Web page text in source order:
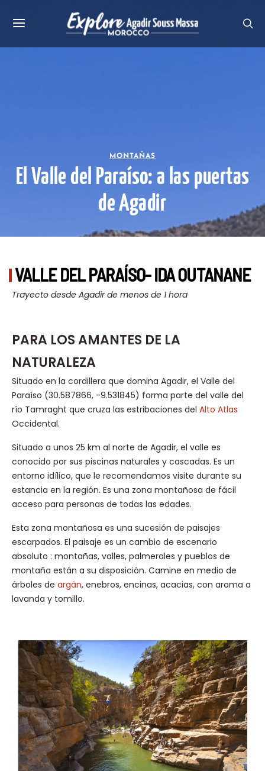
MONTAÑAS
El Valle del Paraíso: a las puertas
de Agadir
VALLE DEL PARAÍSO- IDA OUTANANE
Trayecto desde Agadir de menos de 1 hora
PARA LOS AMANTES DE LA
NATURALEZA
Situado en la cordillera que domina Agadir, el Valle del
Paraíso (30.587866, -9.531845) forma parte del valle del
río Tamraght que cruza las estribaciones del Alto Atlas
Occidental.
Situado a unos 25 km al norte de Agadir, el valle es
conocido por sus piscinas naturales y cascadas. Es un
entorno idílico, que le recomendamos visite durante su
estancia en la región. Es una zona montañosa de fácil
acceso para personas de todas las edades.
Esta zona montañosa es una sucesión de paisajes
escarpados. El paisaje es un cambio de escenario
absoluto : montañas, valles, palmerales y pueblos de
montaña están a su disposición. Camine en medio de
árboles de argán, enebros, encinas, acacias, con aroma a
lavanda y tomillo.